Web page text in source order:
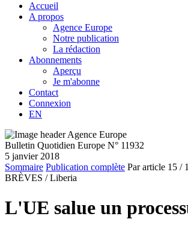
Accueil
A propos
Agence Europe
Notre publication
La rédaction
Abonnements
Aperçu
Je m'abonne
Contact
Connexion
EN
Bulletin Quotidien Europe N° 11932
5 janvier 2018
Sommaire Publication complète Par article 15 /
BRÈVES / Liberia
L'UE salue un